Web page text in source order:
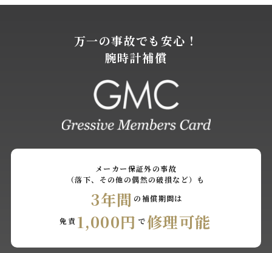
万一の事故でも安心！
腕時計補償
メーカー保証外の事故
（落下、その他の偶然の破損など）も
3年間 の補償期間は
免責 1,000円 で修理可能